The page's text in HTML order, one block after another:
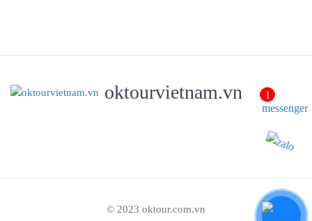
oktourvietnam.vn
© 2023 oktour.com.vn